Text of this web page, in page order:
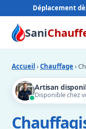
Déplacement
Sani
Accueil ›Chauffage ›
Artisan
Disponible chez